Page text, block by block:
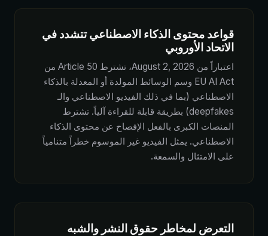
قواعد محتوى الذكاء الاصطناعي تتشدد في
الاتحاد الأوروبي
اعتباراً من August 2, 2026، تشترط Article 50 من
EU AI Act وسم الوسائط المولدة أو المعدلة بالذكاء
الاصطناعي (بما في ذلك الفيديو الاصطناعي والـ
deepfakes) بطريقة قابلة للقراءة آلياً. تشترط
المنصات الكبرى بالفعل الإفصاح عن محتوى الذكاء
الاصطناعي. يمثل الفيديو غير الموسوم خطراً متنامياً
على الامتثال والسمعة.
التعرض لمخاطر حقوق النشر والشبه